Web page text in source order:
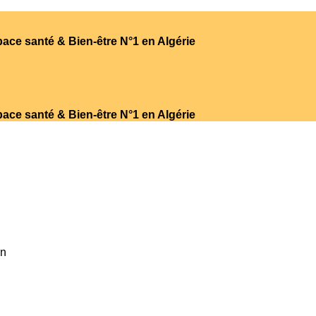
santé & Bien-être N°1 en Algérie
santé & Bien-être N°1 en Algérie